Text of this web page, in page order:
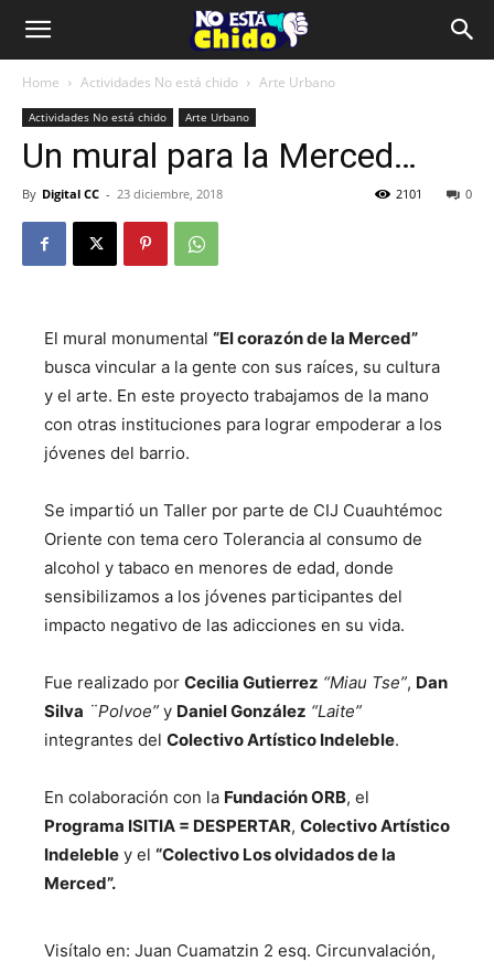
Home Actividades No está chido Arte Urbano
Actividades No está chido Arte Urbano
Un mural para la Merced…
By Digital CC - 23 diciembre, 2018 0
2101
El mural monumental “El corazón de la Merced”
busca vincular a la gente con sus raíces, su cultura
y el arte. En este proyecto trabajamos de la mano
con otras instituciones para lograr empoderar a los
jóvenes del barrio.
Se impartió un Taller por parte de CIJ Cuauhtémoc
Oriente con tema cero Tolerancia al consumo de
alcohol y tabaco en menores de edad, donde
sensibilizamos a los jóvenes participantes del
impacto negativo de las adicciones en su vida.
Fue realizado por Cecilia Gutierrez “Miau Tse”, Dan
Silva ¨Polvoe” y Daniel González “Laite”
integrantes del Colectivo Artístico Indeleble.
En colaboración con la Fundación ORB, el
Programa ISITIA = DESPERTAR, Colectivo Artístico
Indeleble y el “Colectivo Los olvidados de la
Merced”.
Visítalo en: Juan Cuamatzin 2 esq. Circunvalación,